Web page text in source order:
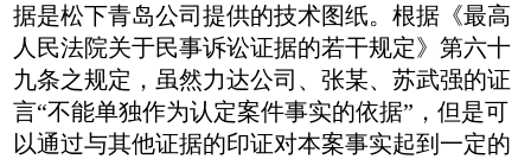
据是松下青岛公司提供的技术图纸。根据《最高
人民法院关于民事诉讼证据的若干规定》第六十
九条之规定，虽然力达公司、张某、苏武强的证
言“不能单独作为认定案件事实的依据”，但是可
以通过与其他证据的印证对本案事实起到一定的